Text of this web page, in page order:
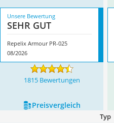
Unsere Bewertung
SEHR GUT
Repelix Armour PR-025
08/2026
1815 Bewertungen
Preis­vergleich
Typ